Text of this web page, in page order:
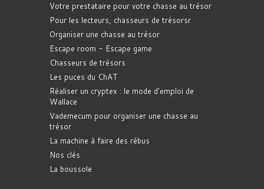
Votre prestataire pour votre chasse au trésor
Pour les lecteurs, chasseurs de trésorsr
Organiser une chasse au trésor
Escape room - Escape game
Chasseurs de trésors
Les puces du ChAT
Réaliser un cryptex : le mode d'emploi de
Wallace
Vademecum pour organiser une chasse au
trésor
La machine à faire des rébus
Nos clés
La boussole